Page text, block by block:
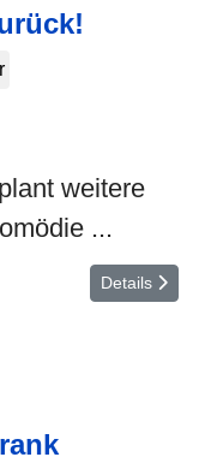
weitere
...
Details